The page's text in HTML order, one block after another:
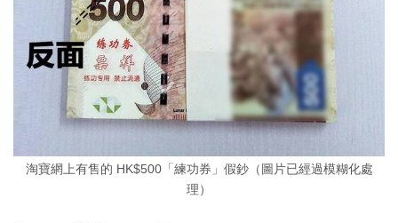
淘寶網上有售的 HK$500「練功券」假鈔（圖片已經過模糊化處
理）